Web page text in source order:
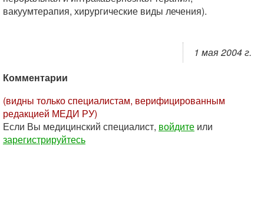
вакуумтерапия, хирургические виды лечения).
1 мая 2004 г.
Комментарии
(видны только специалистам, верифицированным
редакцией МЕДИ РУ)
Если Вы медицинский специалист, войдите или
зарегистрируйтесь